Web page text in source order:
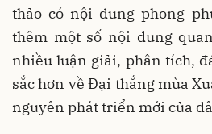
thảo có nội dung phong
thêm một số nội dung
nhiều luận giải, phân tích,
sắc hơn về Đại thắng mùa
nguyên phát triển mới của